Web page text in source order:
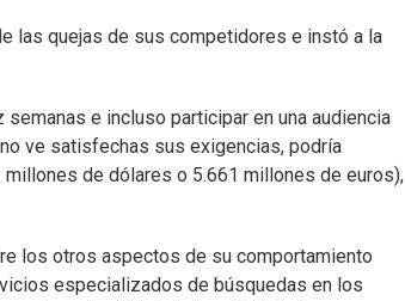
las quejas de sus competidores e instó a la
e incluso participar en una audiencia
ve satisfechas sus exigencias, podría
millones de dólares o 5.661 millones de euros),
los otros aspectos de su comportamiento
especializados de búsquedas en los